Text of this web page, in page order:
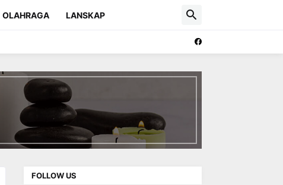
OLAHRAGA LANSKAP
FOLLOW US